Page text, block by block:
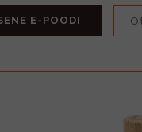
E-POODI